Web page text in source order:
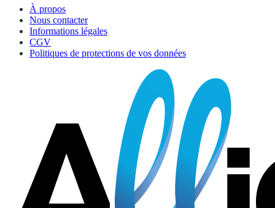
À propos
Nous contacter
Informations légales
CGV
Politiques de protections de vos données